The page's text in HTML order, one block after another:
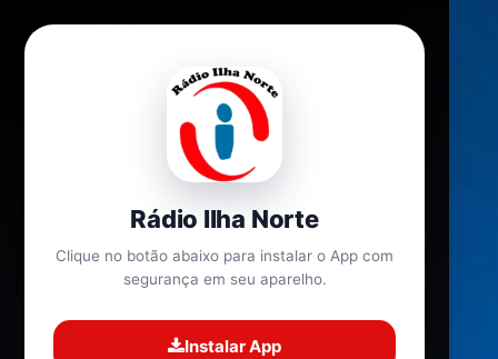
Rádio Ilha Norte
Clique no botão abaixo para instalar o App com
segurança em seu aparelho.
Instalar App